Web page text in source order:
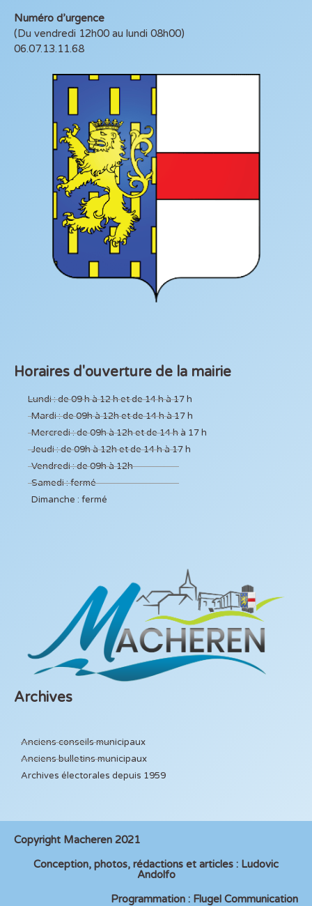
Numéro d’urgence
(Du vendredi 12h00 au lundi 08h00)
06.07.13.11.68
Horaires d'ouverture de la mairie
Lundi : de 09 h à 12 h et de 14 h à 17 h
Mardi : de 09h à 12h et de 14 h à 17 h
Mercredi : de 09h à 12h et de 14 h à 17 h
Jeudi : de 09h à 12h et de 14 h à 17 h
Vendredi : de 09h à 12h
Samedi : fermé
Dimanche : fermé
Archives
Anciens conseils municipaux
Anciens bulletins municipaux
Archives électorales depuis 1959
Copyright Macheren 2021
Conception, photos, rédactions et articles : Ludovic
Andolfo
Programmation : Flugel Communication